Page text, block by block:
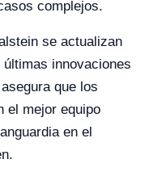
complejos.
se actualizan
innovaciones
que los
el mejor equipo
en el